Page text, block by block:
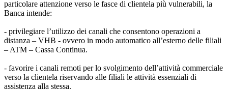
particolare attenzione verso le fasce di clientela più vulnerabili, la
Banca intende:
- privilegiare l’utilizzo dei canali che consentono operazioni a
distanza – VHB - ovvero in modo automatico all’esterno delle filiali
– ATM – Cassa Continua.
- favorire i canali remoti per lo svolgimento dell’attività commerciale
verso la clientela riservando alle filiali le attività essenziali di
assistenza alla stessa.